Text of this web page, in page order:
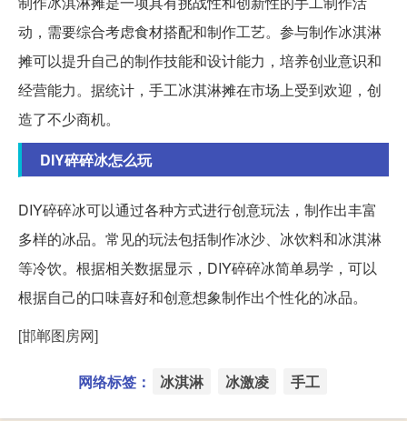
动，需要综合考虑食材搭配和制作工艺。参与制作冰淇淋
摊可以提升自己的制作技能和设计能力，培养创业意识和
经营能力。据统计，手工冰淇淋摊在市场上受到欢迎，创
造了不少商机。
DIY碎碎冰怎么玩
DIY碎碎冰可以通过各种方式进行创意玩法，制作出丰富
多样的冰品。常见的玩法包括制作冰沙、冰饮料和冰淇淋
等冷饮。根据相关数据显示，DIY碎碎冰简单易学，可以
根据自己的口味喜好和创意想象制作出个性化的冰品。
[邯郸图房网]
网络标签： 冰淇淋 冰激凌 手工